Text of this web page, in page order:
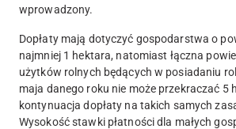
wprowadzony.
Dopłaty mają dotyczyć gospodarstwa o
najmniej 1 hektara, natomiast łączna
użytków rolnych będących w posiadaniu
maja danego roku nie może przekraczać 5
kontynuacja dopłaty na takich samych
Wysokość stawki płatności dla małych